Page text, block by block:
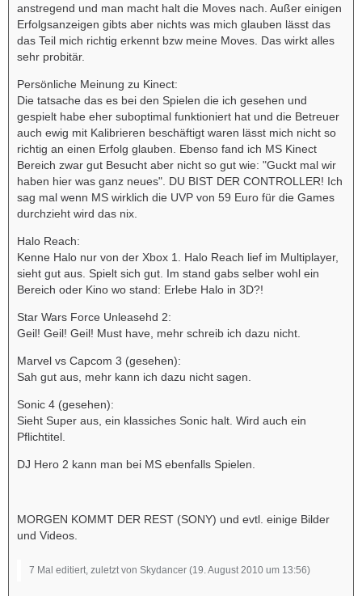
anstregend und man macht halt die Moves nach. Außer einigen
Erfolgsanzeigen gibts aber nichts was mich glauben lässt das
das Teil mich richtig erkennt bzw meine Moves. Das wirkt alles
sehr probitär.
Persönliche Meinung zu Kinect:
Die tatsache das es bei den Spielen die ich gesehen und
gespielt habe eher suboptimal funktioniert hat und die Betreuer
auch ewig mit Kalibrieren beschäftigt waren lässt mich nicht so
richtig an einen Erfolg glauben. Ebenso fand ich MS Kinect
Bereich zwar gut Besucht aber nicht so gut wie: "Guckt mal wir
haben hier was ganz neues". DU BIST DER CONTROLLER! Ich
sag mal wenn MS wirklich die UVP von 59 Euro für die Games
durchzieht wird das nix.
Halo Reach:
Kenne Halo nur von der Xbox 1. Halo Reach lief im Multiplayer,
sieht gut aus. Spielt sich gut. Im stand gabs selber wohl ein
Bereich oder Kino wo stand: Erlebe Halo in 3D?!
Star Wars Force Unleasehd 2:
Geil! Geil! Geil! Must have, mehr schreib ich dazu nicht.
Marvel vs Capcom 3 (gesehen):
Sah gut aus, mehr kann ich dazu nicht sagen.
Sonic 4 (gesehen):
Sieht Super aus, ein klassiches Sonic halt. Wird auch ein
Pflichtitel.
DJ Hero 2 kann man bei MS ebenfalls Spielen.
MORGEN KOMMT DER REST (SONY) und evtl. einige Bilder
und Videos.
7 Mal editiert, zuletzt von Skydancer (19. August 2010 um 13:56)